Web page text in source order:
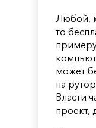
Любой,
то
может
на
Власти
проект,